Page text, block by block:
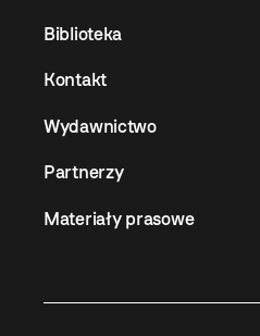
Biblioteka
Kontakt
Wydawnictwo
Partnerzy
Materiały prasowe